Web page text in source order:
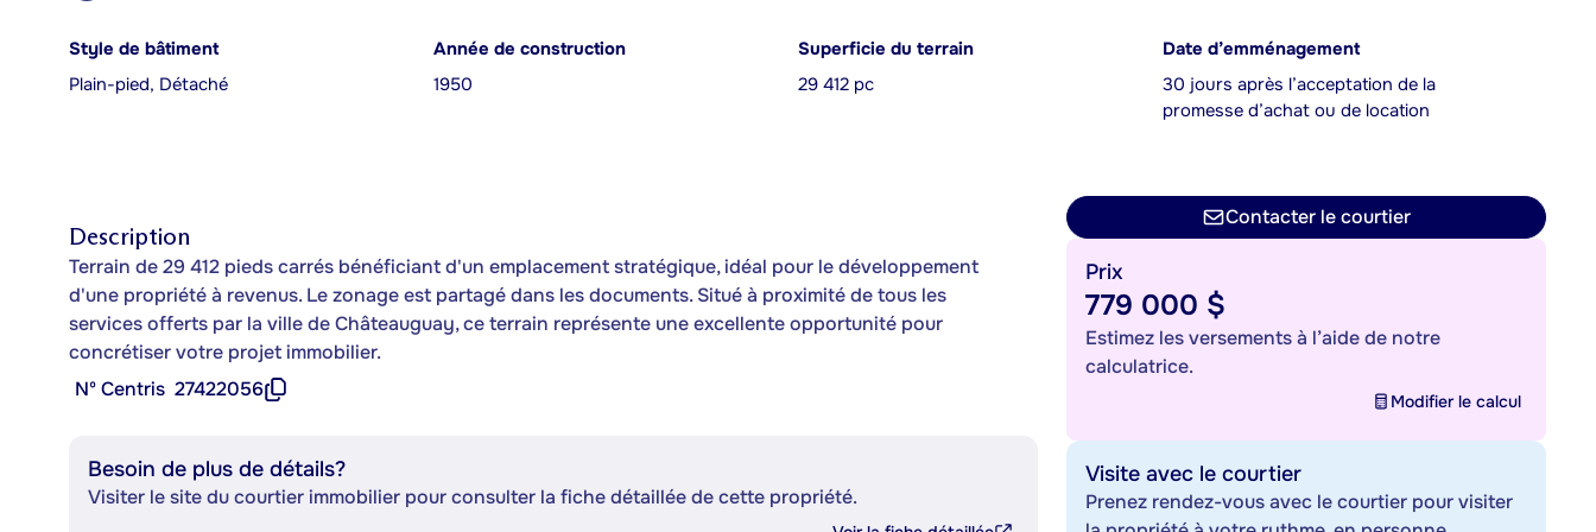
Style de bâtiment
Plain-pied, Détaché
Année de construction
1950
Superficie du terrain
29 412 pc
Date d’emménagement
30 jours après l’acceptation de la
promesse d’achat ou de location
Description
Terrain de 29 412 pieds carrés bénéficiant d'un emplacement stratégique, idéal pour le développement
d'une propriété à revenus. Le zonage est partagé dans les documents. Situé à proximité de tous les
services offerts par la ville de Châteauguay, ce terrain représente une excellente opportunité pour
concrétiser votre projet immobilier.
Nº Centris 27422056
Besoin de plus de détails?
Visiter le site du courtier immobilier pour consulter la fiche détaillée de cette propriété.
Contacter le courtier
Prix
779 000 $
Estimez les versements à l’aide de notre
calculatrice.
Modifier le calcul
Visite avec le courtier
Prenez rendez-vous avec le courtier pour visiter